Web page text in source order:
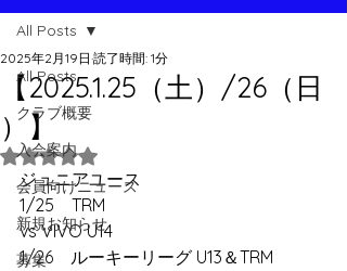
All Posts
クラブ概要
入会案内
会員向けニュース
新規お知らせ
募集
All Posts
【2025.1.25（土）/26（日
）】
2025年2月19日 読了時間: 1分
5つ星のうちNaNと評価されています。
ジュニアユース
1/25　TRM
vs VIVO U14
1/26　ルーキーリーグ U13＆TRM